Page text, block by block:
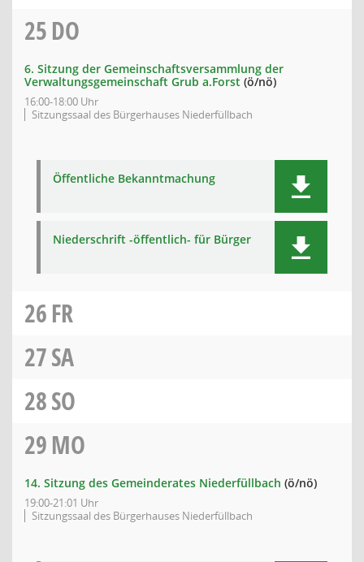
25DO
6. Sitzung der Gemeinschaftsversammlung der
Verwaltungsgemeinschaft Grub a.Forst (ö/nö)
16:00-18:00 Uhr
Sitzungssaal des Bürgerhauses Niederfüllbach
Öffentliche Bekanntmachung
Niederschrift -öffentlich- für Bürger
26FR
27SA
28SO
29MO
14. Sitzung des Gemeinderates Niederfüllbach (ö/nö)
19:00-21:01 Uhr
Sitzungssaal des Bürgerhauses Niederfüllbach